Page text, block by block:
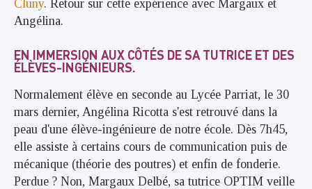
Cluny. Retour sur cette expérience avec Margaux et
Angélina.
EN IMMERSION AUX CÔTÉS DE SA TUTRICE ET DES
ÉLÈVES-INGÉNIEURS.
Normalement élève en seconde au Lycée Parriat, le 30
mars dernier, Angélina Ricotta s'est retrouvé dans la
peau d'une élève-ingénieure de notre école. Dès 7h45,
elle assiste à certains cours de communication puis de
mécanique (théorie des poutres) et enfin de fonderie.
Perdue ? Non, Margaux Delbé, sa tutrice OPTIM veille